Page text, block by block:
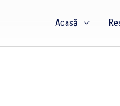
Acasă